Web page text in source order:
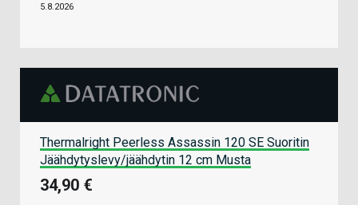
5.8.2026
Thermalright Peerless Assassin 120 SE Suoritin
Jäähdytyslevy/jäähdytin 12 cm Musta
34,90 €